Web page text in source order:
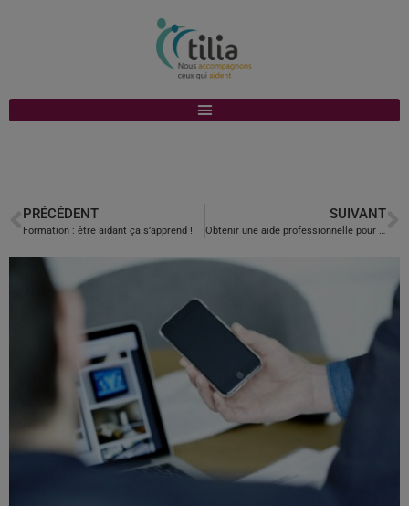
PRÉCÉDENT
Formation : être aidant ça s’apprend !
SUIVANT
Obtenir une aide professionnelle pour permettre le maintien à domicile de son proche